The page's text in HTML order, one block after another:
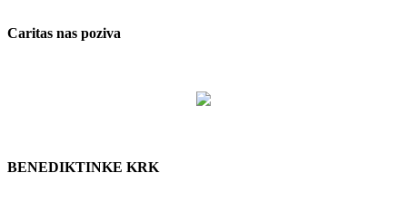
Caritas nas poziva
BENEDIKTINKE KRK